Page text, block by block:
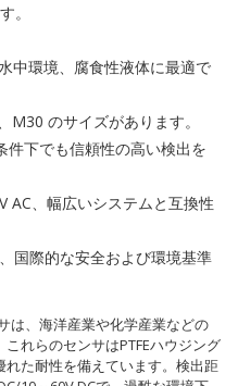
。
中環境、腐食性液体に最適で
M30 のサイズがあります。
下でも信頼性の高い検出を
AC、幅広いシステムと互換性
国際的な安全および環境基準
は、海洋産業や化学産業などの
れらのセンサはPTFEハウジング
た耐性を備えています。検出距